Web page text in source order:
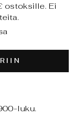
ostoksille. Ei
luku.